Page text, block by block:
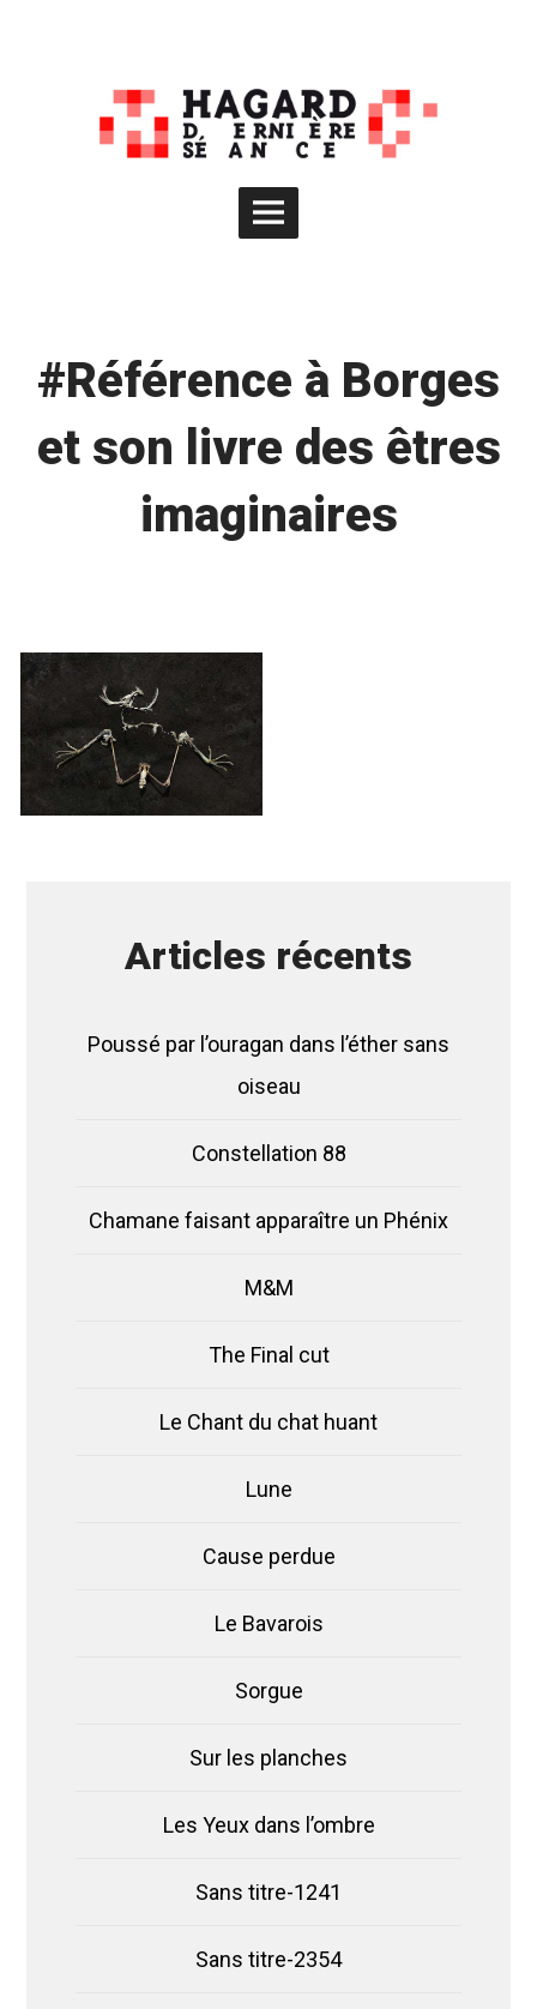
Main
#Référence à Borges
et son livre des êtres
imaginaires
Articles récents
Poussé par l’ouragan dans l’éther sans
oiseau
Constellation 88
Chamane faisant apparaître un Phénix
M&M
The Final cut
Le Chant du chat huant
Lune
Cause perdue
Le Bavarois
Sorgue
Sur les planches
Les Yeux dans l’ombre
Sans titre-1241
Sans titre-2354